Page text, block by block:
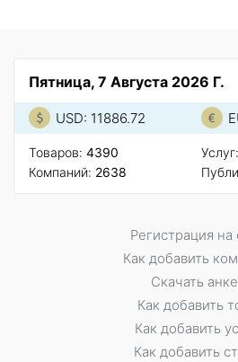
Пятница, 7 Августа 2026 Г.
USD: 11886.72
Товаров: 4390
Компаний: 2638
Услуг:
Регистрация на
Как добавить
Скачать
Как добавить
Как добавить
Как добавить